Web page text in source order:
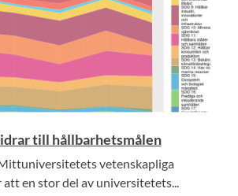
till hållbarhetsmålen
vetenskapliga
en stor del av universitetets...